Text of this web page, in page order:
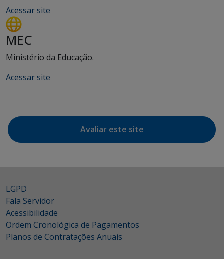
Acessar site
MEC
Ministério da Educação.
Acessar site
Avaliar este site
LGPD
Fala Servidor
Acessibilidade
Ordem Cronológica de Pagamentos
Planos de Contratações Anuais